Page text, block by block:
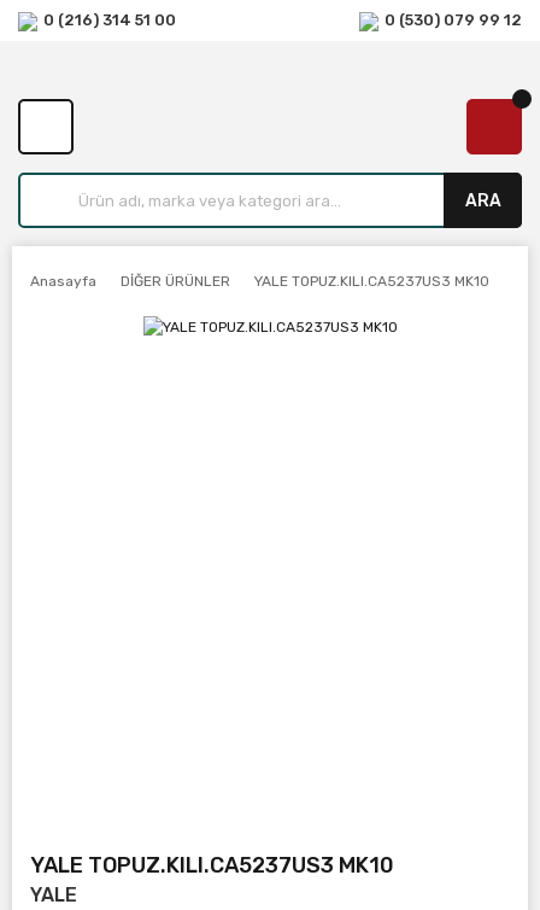
0 (216) 314 51 00 0 (530) 079 99 12
ARA
Anasayfa DİĞER ÜRÜNLER YALE TOPUZ.KILI.CA5237US3 MK10
YALE TOPUZ.KILI.CA5237US3 MK10
YALE